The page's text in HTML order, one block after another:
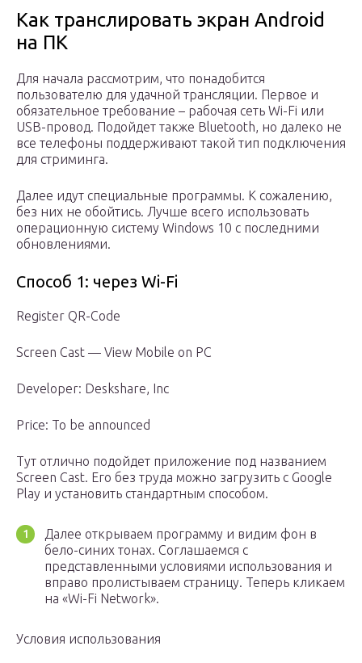
Как транслировать экран Android
на ПК
Для начала рассмотрим, что понадобится
пользователю для удачной трансляции. Первое и
обязательное требование – рабочая сеть Wi-Fi или
USB-провод. Подойдет также Bluetooth, но далеко не
все телефоны поддерживают такой тип подключения
для стриминга.
Далее идут специальные программы. К сожалению,
без них не обойтись. Лучше всего использовать
операционную систему Windows 10 с последними
обновлениями.
Способ 1: через Wi-Fi
Register QR-Code
Screen Cast — View Mobile on PC
Developer: Deskshare, Inc
Price: To be announced
Тут отлично подойдет приложение под названием
Screen Cast. Его без труда можно загрузить с Google
Play и установить стандартным способом.
Далее открываем программу и видим фон в
бело-синих тонах. Соглашаемся с
представленными условиями использования и
вправо пролистываем страницу. Теперь кликаем
на «Wi-Fi Network».
Условия использования